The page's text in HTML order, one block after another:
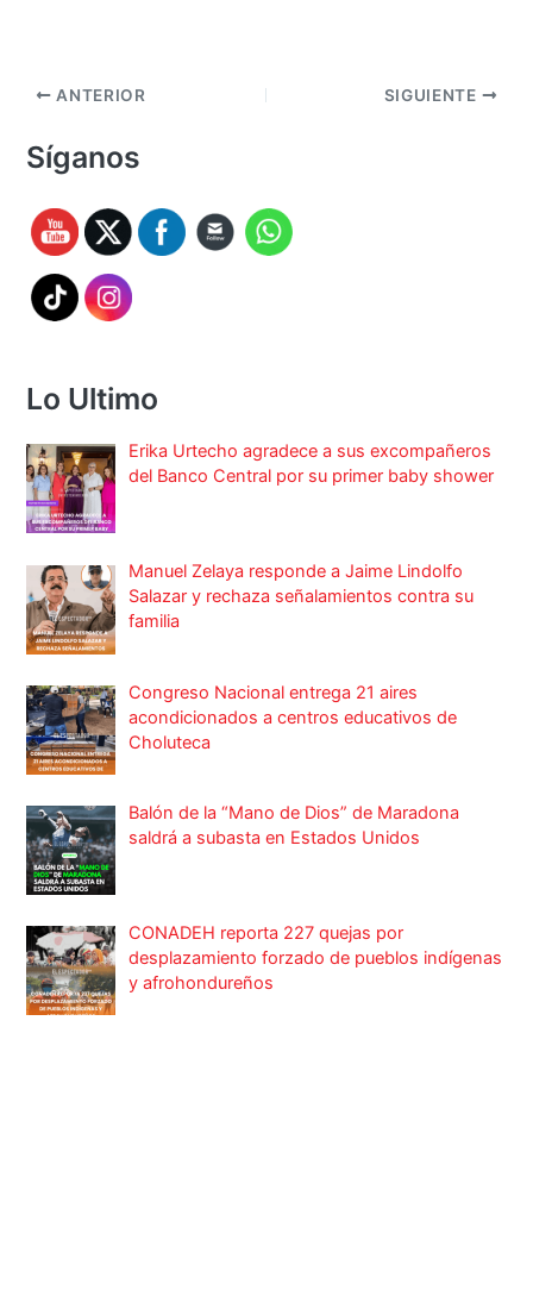
ANTERIOR SIGUIENTE
Síganos
Lo Ultimo
Erika Urtecho agradece a sus excompañeros
del Banco Central por su primer baby shower
Manuel Zelaya responde a Jaime Lindolfo
Salazar y rechaza señalamientos contra su
familia
Congreso Nacional entrega 21 aires
acondicionados a centros educativos de
Choluteca
Balón de la “Mano de Dios” de Maradona
saldrá a subasta en Estados Unidos
CONADEH reporta 227 quejas por
desplazamiento forzado de pueblos indígenas
y afrohondureños